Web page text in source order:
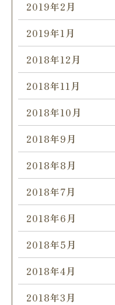
2019年2月
2019年1月
2018年12月
2018年11月
2018年10月
2018年9月
2018年8月
2018年7月
2018年6月
2018年5月
2018年4月
2018年3月